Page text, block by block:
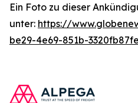
Ein Foto zu dieser
unter: https://
be29-4e69-851b-